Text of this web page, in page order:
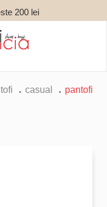
200 lei
casual
pantofi